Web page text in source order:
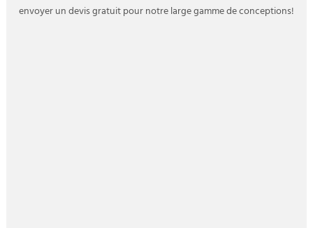
envoyer un devis gratuit pour notre large gamme de conceptions!